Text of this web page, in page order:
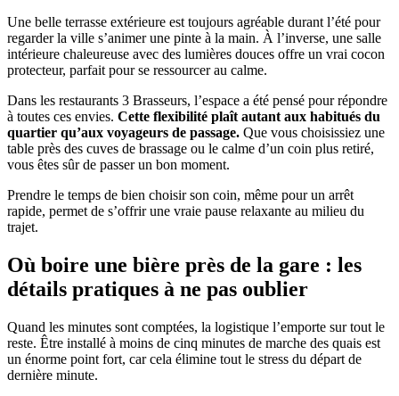
Une belle terrasse extérieure est toujours agréable durant l’été pour
regarder la ville s’animer une pinte à la main. À l’inverse, une salle
intérieure chaleureuse avec des lumières douces offre un vrai cocon
protecteur, parfait pour se ressourcer au calme.
Dans les restaurants 3 Brasseurs, l’espace a été pensé pour répondre
à toutes ces envies. Cette flexibilité plaît autant aux habitués du
quartier qu’aux voyageurs de passage. Que vous choisissiez une
table près des cuves de brassage ou le calme d’un coin plus retiré,
vous êtes sûr de passer un bon moment.
Prendre le temps de bien choisir son coin, même pour un arrêt
rapide, permet de s’offrir une vraie pause relaxante au milieu du
trajet.
Où boire une bière près de la gare : les
détails pratiques à ne pas oublier
Quand les minutes sont comptées, la logistique l’emporte sur tout le
reste. Être installé à moins de cinq minutes de marche des quais est
un énorme point fort, car cela élimine tout le stress du départ de
dernière minute.